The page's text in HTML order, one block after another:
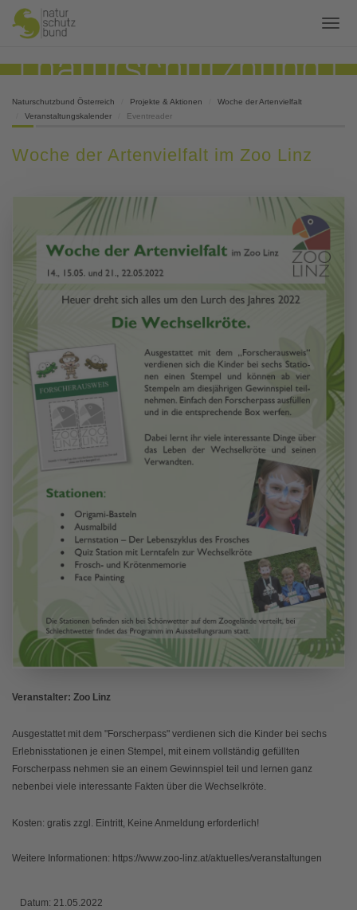
Naturschutzbund Österreich Projekte & Aktionen
Woche der Artenvielfalt
Veranstaltungskalender
Eventreader
Woche der Artenvielfalt im Zoo Linz
Veranstalter: Zoo Linz
Ausgestattet mit dem "Forscherpass" verdienen sich die Kinder bei sechs
Erlebnisstationen je einen Stempel, mit einem vollständig gefüllten
Forscherpass nehmen sie an einem Gewinnspiel teil und lernen ganz
nebenbei viele interessante Fakten über die Wechselkröte.
Kosten: gratis zzgl. Eintritt, Keine Anmeldung erforderlich!
Weitere Informationen: https://www.zoo-linz.at/aktuelles/veranstaltungen
Datum: 21.05.2022